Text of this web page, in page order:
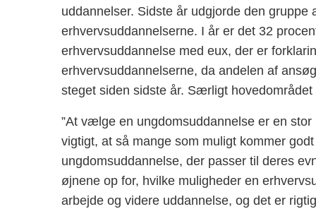
uddannelser. Sidste år udgjorde den
erhvervsuddannelserne. I år er det 32
erhvervsuddannelse med eux, der er
erhvervsuddannelserne, da andelen af
steget siden sidste år. Særligt hovedområdet
”At vælge en ungdomsuddannelse er en
vigtigt, at så mange som muligt kommer
ungdomsuddannelse, der passer til deres
øjnene op for, hvilke muligheder en
arbejde og videre uddannelse, og det er